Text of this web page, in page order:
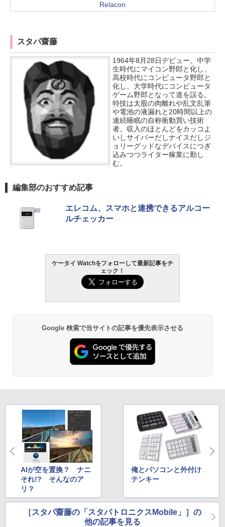
Relacon
スタパ齋藤
1964年8月28日デビュー。中学
生時代にマイコン野郎と化し、
高校時代にコンピュータ野郎と
化し、大学時代にコンピュータ
ゲーム野郎となって道を誤る。
特技は太股の肉離れや乱文乱筆
や電池の液漏れと20時間以上の
連続睡眠の自称衝動買い技術
者。収入のほとんどをカッコよ
いしサイバーだしナイスだしジ
ョリーグッドなデバイスにつぎ
込みつつライター稼業に勤し
む。
編集部のおすすめ記事
エレコム、スマホと連携できるアルコー
ルチェッカー
ケータイ Watchをフォローして最新記事をチ
ェック！
Google 検索で当サイトの記事を優先表示させる
AIが空を置換？ ナニ
それ!? そんなのア
リ？
俺とパソコンと外付け
テンキー
［スタパ齋藤の「スタパトロニクスMobile」］の
他の記事を見る